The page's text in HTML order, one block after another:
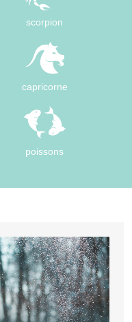
scorpion
capricorne
poissons